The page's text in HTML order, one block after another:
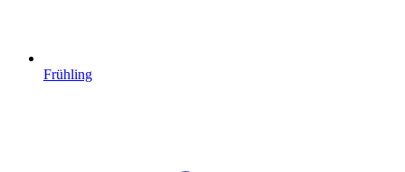
Frühling